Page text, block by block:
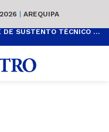
| AREQUIPA
AUMENTO DEL SUELDO MÍNIMO CARECE DE SUSTENTO TÉCNICO Y ES POPULISTA